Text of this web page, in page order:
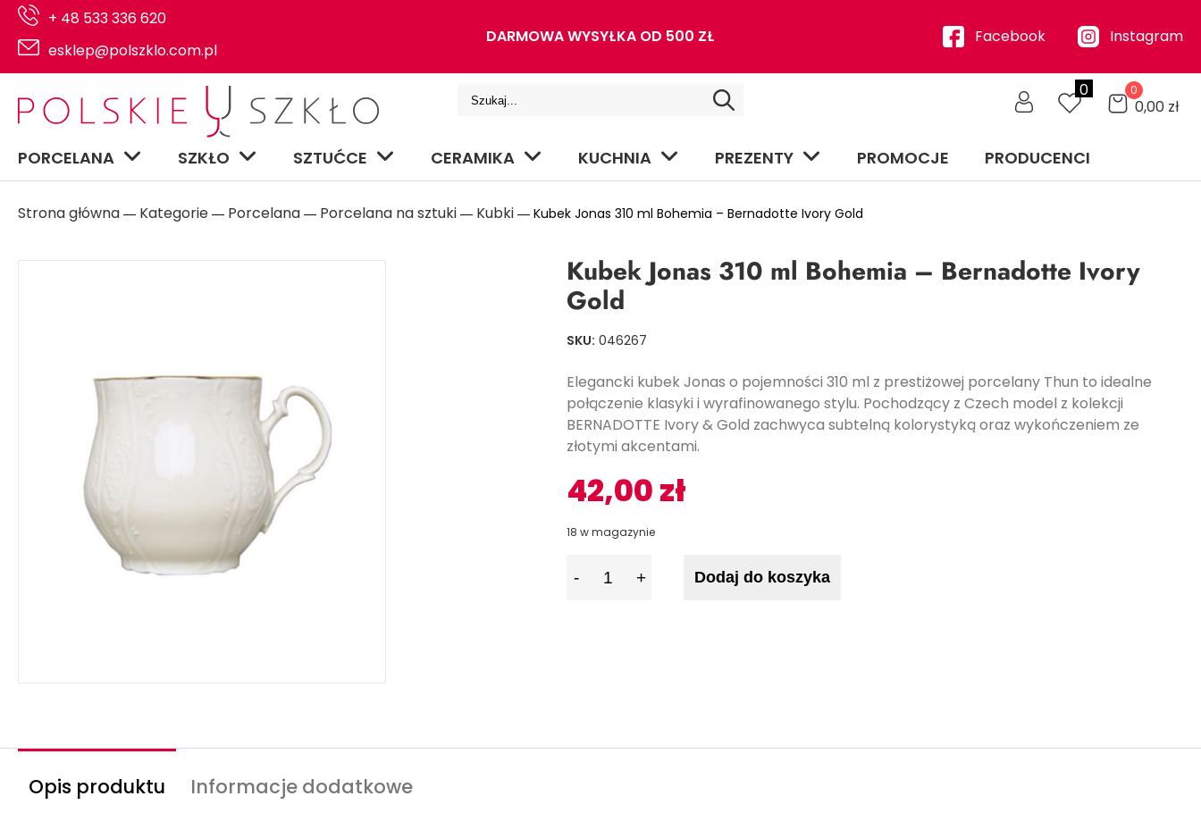
+ 48 533 336 620
esklep@polszklo.com.pl
DARMOWA WYSYŁKA OD 500 ZŁ Facebook Instagram
0 0
0,00 zł
PORCELANA SZKŁO SZTUĆCE CERAMIKA KUCHNIA PREZENTY PROMOCJE PRODUCENCI
Strona główna ― Kategorie ― Porcelana ― Porcelana na sztuki ― Kubki ― Kubek Jonas 310 ml Bohemia – Bernadotte Ivory Gold
Kubek Jonas 310 ml Bohemia – Bernadotte Ivory
Gold
SKU: 046267
Elegancki kubek Jonas o pojemności 310 ml z prestiżowej porcelany Thun to idealne
połączenie klasyki i wyrafinowanego stylu. Pochodzący z Czech model z kolekcji
BERNADOTTE Ivory & Gold zachwyca subtelną kolorystyką oraz wykończeniem ze
złotymi akcentami.
42,00zł
18 w magazynie
Dodaj do koszyka
Opis produktu Informacje dodatkowe